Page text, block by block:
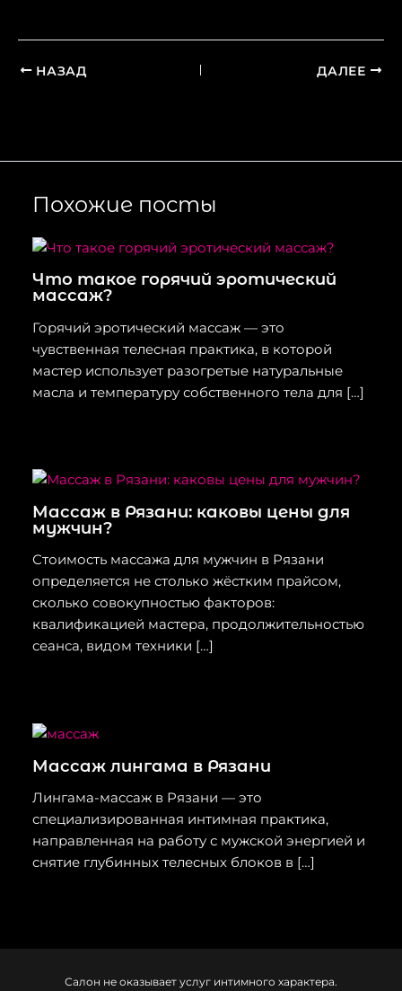
НАЗАД ДАЛЕЕ
Похожие посты
Что такое горячий эротический
массаж?
Горячий эротический массаж — это
чувственная телесная практика, в которой
мастер использует разогретые натуральные
масла и температуру собственного тела для […]
Массаж в Рязани: каковы цены для
мужчин?
Стоимость массажа для мужчин в Рязани
определяется не столько жёстким прайсом,
сколько совокупностью факторов:
квалификацией мастера, продолжительностью
сеанса, видом техники […]
Массаж лингама в Рязани
Лингама-массаж в Рязани — это
специализированная интимная практика,
направленная на работу с мужской энергией и
снятие глубинных телесных блоков в […]
Салон не оказывает услуг интимного характера.